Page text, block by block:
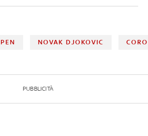
NOVAK DJOKOVIC
PUBBLICITÀ